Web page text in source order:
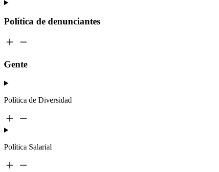
Política de denunciantes
Gente
Política de Diversidad
Política Salarial